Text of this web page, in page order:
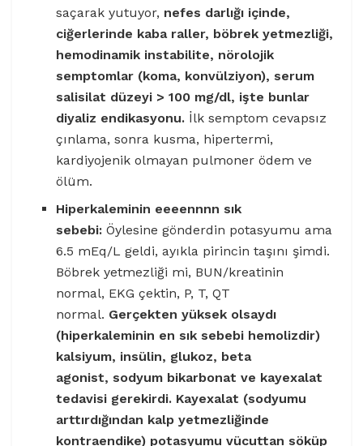
saçarak yutuyor, nefes darlığı içinde,
ciğerlerinde kaba raller, böbrek yetmezliği,
hemodinamik instabilite, nörolojik
semptomlar (koma, konvülziyon), serum
salisilat düzeyi > 100 mg/dl, işte bunlar
diyaliz endikasyonu. İlk semptom cevapsız
çınlama, sonra kusma, hipertermi,
kardiyojenik olmayan pulmoner ödem ve
ölüm.
Hiperkaleminin eeeennnn sık
sebebi: Öylesine gönderdin potasyumu ama
6.5 mEq/L geldi, ayıkla pirincin taşını şimdi.
Böbrek yetmezliği mi, BUN/kreatinin
normal, EKG çektin, P, T, QT
normal. Gerçekten yüksek olsaydı
(hiperkaleminin en sık sebebi hemolizdir)
kalsiyum, insülin, glukoz, beta
agonist, sodyum bikarbonat ve kayexalat
tedavisi gerekirdi. Kayexalat (sodyumu
arttırdığından kalp yetmezliğinde
kontraendike) potasyumu vücuttan söküp